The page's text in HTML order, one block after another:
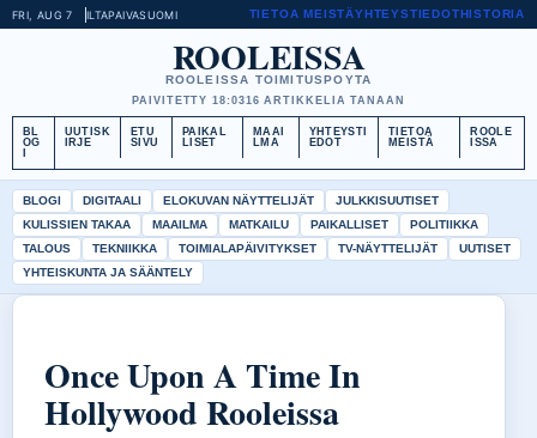
FRI, AUG 7 ILTAPAIVASUOMI TIETOA MEISTÄYHTEYSTIEDOTHISTORIA
ROOLEISSA
ROOLEISSA TOIMITUSPOYTA
PAIVITETTY 18:0316 ARTIKKELIA TANAAN
BL
OG
UUTISK
IRJE
ETU
SIVU
PAIKAL
LISET
MAAI
LMA
YHTEYSTI
EDOT
TIETOA
MEISTÄ
ROOLE
ISSA
BLOGI DIGITAALI ELOKUVAN NÄYTTELIJÄT
JULKKISUUTISET
KULISSIEN TAKAA
MAAILMA MATKAILU PAIKALLISET
POLITIIKKA
TALOUS
TEKNIIKKA TOIMIALAPÄIVITYKSET TV-NÄYTTELIJÄT
UUTISET
YHTEISKUNTA JA SÄÄNTELY
Once Upon A Time In
Hollywood Rooleissa